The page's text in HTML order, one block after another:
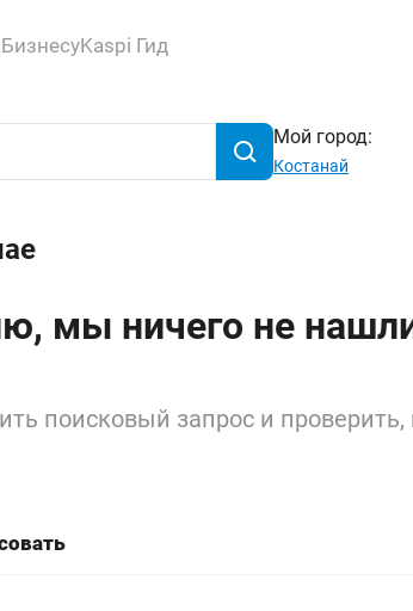
БизнесуKaspi Гид
Мой город:
Костанай
мы ничего не
поисковый запрос и проверить,